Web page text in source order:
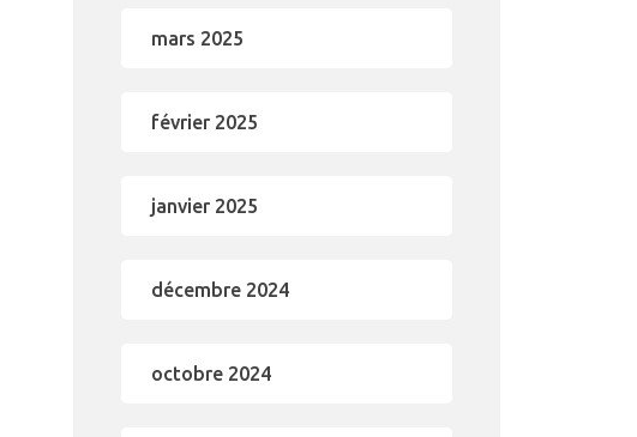
mars 2025
février 2025
janvier 2025
décembre 2024
octobre 2024